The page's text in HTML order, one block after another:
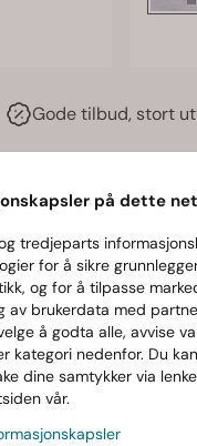
Gode tilbud, stort
kan være.
en premium
et unikt,
på dette
tredjeparts
for å sikre
og for å tilpasse
av brukerdata med
å godta alle, avvise
kategori nedenfor. Du
dine samtykker via
vår.